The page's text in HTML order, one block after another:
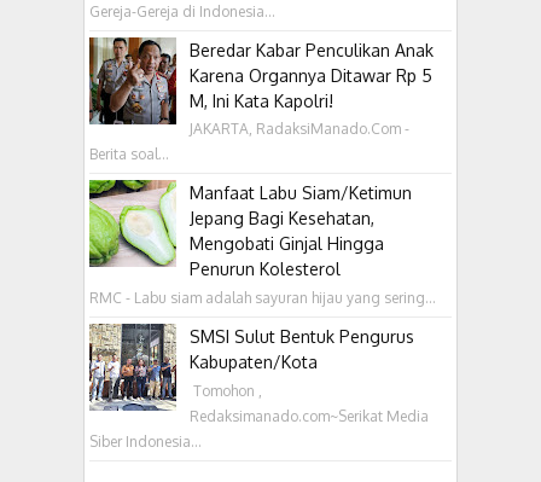
Gereja-Gereja di Indonesia...
Beredar Kabar Penculikan Anak
Karena Organnya Ditawar Rp 5
M, Ini Kata Kapolri!
JAKARTA, RadaksiManado.Com -
Berita soal...
Manfaat Labu Siam/Ketimun
Jepang Bagi Kesehatan,
Mengobati Ginjal Hingga
Penurun Kolesterol
RMC - Labu siam adalah sayuran hijau yang sering...
SMSI Sulut Bentuk Pengurus
Kabupaten/Kota
‎ Tomohon ,
Redaksimanado.com~Serikat Media
Siber Indonesia...